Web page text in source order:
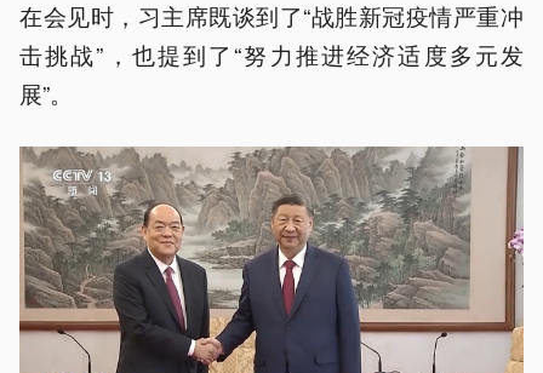
在会见时，习主席既谈到了“战胜新冠疫情严重冲
击挑战”，也提到了“努力推进经济适度多元发
展”。